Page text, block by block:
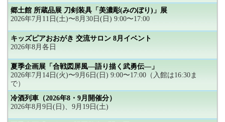
郷土館 所蔵品展 刀剣装具「美濃彫(みのぼり)」展
2026年7月11日(土)〜8月30日(日) 9:00〜17:00
キッズピアおおがき 交流サロン 8月イベント
2026年8月各日
夏季企画展「合戦図屏風―語り描く武勇伝―」
2026年7月14日(火)〜9月6日(日) 9:00〜17:00（入館は16:30ま
で）
冷酒列車（2026年8・9月開催分）
2026年8月9日(日)、9月19日(土)